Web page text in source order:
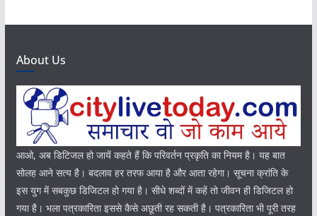
About Us
आओ, अब डिटिजल हो जायें कहते हैं कि परिवर्तन प्रकृति का नियम है। यह बात
सोलह आने सत्य है। बदलाव हर तरफ आया है और आता रहेगा। सूचना क्रांति के
इस युग में सबकुछ डिजिटल हो गया है। सीधे शब्दों में कहें तो जीवन ही डिजिटल हो
गया है। भला पत्रकारिता इससे कैसे अछूती रह सकती है। पत्रकारिता भी पूरी तरह